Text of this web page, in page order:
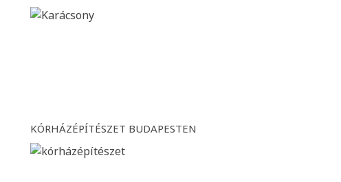
KÓRHÁZÉPÍTÉSZET BUDAPESTEN